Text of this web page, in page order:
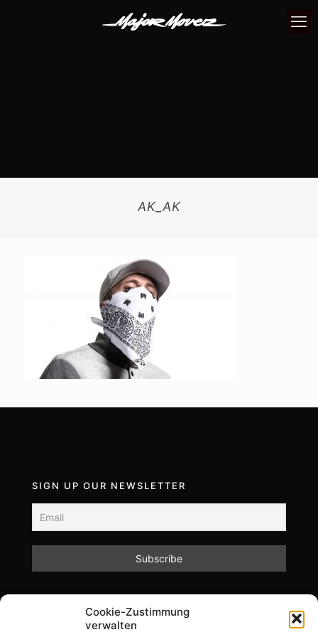
Cookie-Zustimmung
verwalten
AK_AK
SIGN UP OUR NEWSLETTER
unsere Datenschutzrichtlinien.